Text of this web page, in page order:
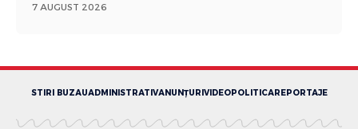
7 AUGUST 2026
STIRI BUZAUADMINISTRATIVANUNȚURIVIDEOPOLITICAREPORTAJE